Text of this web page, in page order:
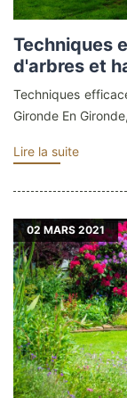
Techniques
d'arbres et
Techniques
Gironde En
Lire la suite
02 MARS 2021